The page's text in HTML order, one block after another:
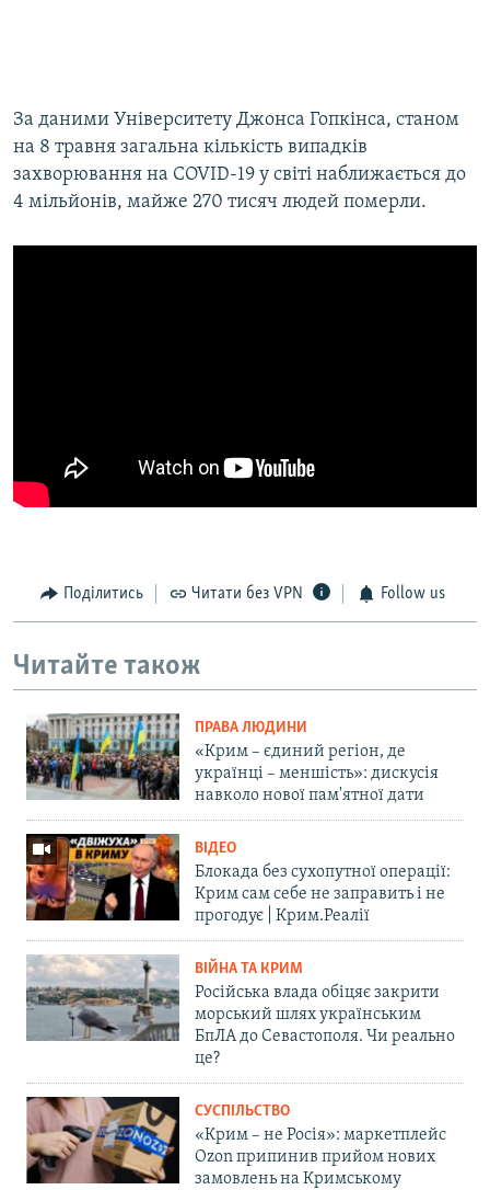
За даними Університету Джонса Гопкінса, станом
на 8 травня загальна кількість випадків
захворювання на COVID-19 у світі наближається до
4 мільйонів, майже 270 тисяч людей померли.
Поділитись Читати без VPN Follow us
Читайте також
ПРАВА ЛЮДИНИ
«Крим – єдиний регіон, де
українці – меншість»: дискусія
навколо нової пам'ятної дати
ВІДЕО
Блокада без сухопутної операції:
Крим сам себе не заправить і не
прогодує | Крим.Реалії
ВІЙНА ТА КРИМ
Російська влада обіцяє закрити
морський шлях українським
БпЛА до Севастополя. Чи реально
це?
СУСПІЛЬСТВО
«Крим – не Росія»: маркетплейс
Ozon припинив прийом нових
замовлень на Кримському